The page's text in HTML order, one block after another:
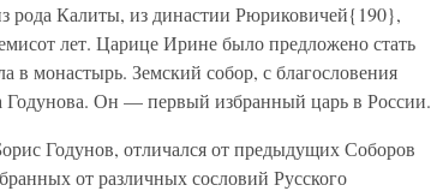
рода Калиты, из династии Рюриковичей{190},
лет. Царице Ирине было предложено стать
в монастырь. Земский собор, с благословения
Годунова. Он — первый избранный царь в России.
Годунов, отличался от предыдущих Соборов
от различных сословий Русского